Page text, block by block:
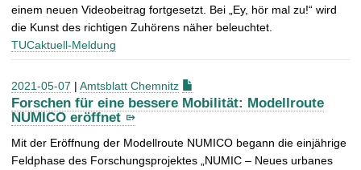
einem neuen Videobeitrag fortgesetzt. Bei „Ey, hör mal zu!“ wird
die Kunst des richtigen Zuhörens näher beleuchtet.
TUCaktuell-Meldung
2021-05-07 | Amtsblatt Chemnitz
Forschen für eine bessere Mobilität: Modellroute
NUMICO eröffnet
Mit der Eröffnung der Modellroute NUMICO begann die einjährige
Feldphase des Forschungsprojektes „NUMIC – Neues urbanes